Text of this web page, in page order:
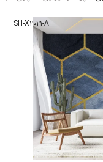
SH-X۲۰۲۱-A